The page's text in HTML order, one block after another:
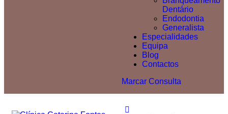
Dentário
Endodontia
Generalista
Especialidades
Equipa
Blog
Contactos
Marcar Consulta